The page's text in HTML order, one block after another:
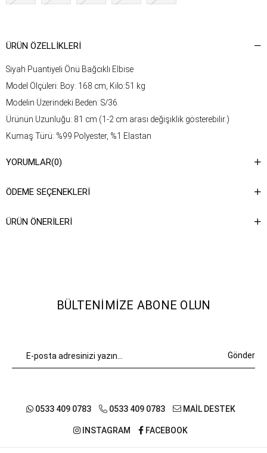
ÜRÜN ÖZELLIKLERI
Siyah Puantiyeli Önü Bağcıklı Elbise
Model Ölçüleri: Boy: 168 cm, Kilo:51 kg
Modelin Üzerindeki Beden: S/36
Ürünün Uzunluğu: 81 cm (1-2 cm arası değişiklik gösterebilir.)
Kumaş Türü: %99 Polyester, %1 Elastan
talimatına ulaşabilirsiniz.
YORUMLAR(0)
ÖDEME SEÇENEKLERI
ÜRÜN ÖNERILERI
BÜLTENIMIZE ABONE OLUN
Gönder
0533 409 0783 0533 409 0783 MAİL DESTEK
INSTAGRAM FACEBOOK